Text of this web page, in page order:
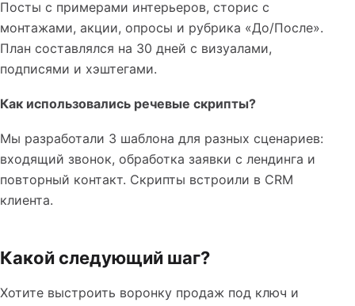
Посты с примерами интерьеров, сторис с
монтажами, акции, опросы и рубрика «До/После».
План составлялся на 30 дней с визуалами,
подписями и хэштегами.
Как использовались речевые скрипты?
Мы разработали 3 шаблона для разных сценариев:
входящий звонок, обработка заявки с лендинга и
повторный контакт. Скрипты встроили в CRM
клиента.
Какой следующий шаг?
Хотите выстроить воронку продаж под ключ и